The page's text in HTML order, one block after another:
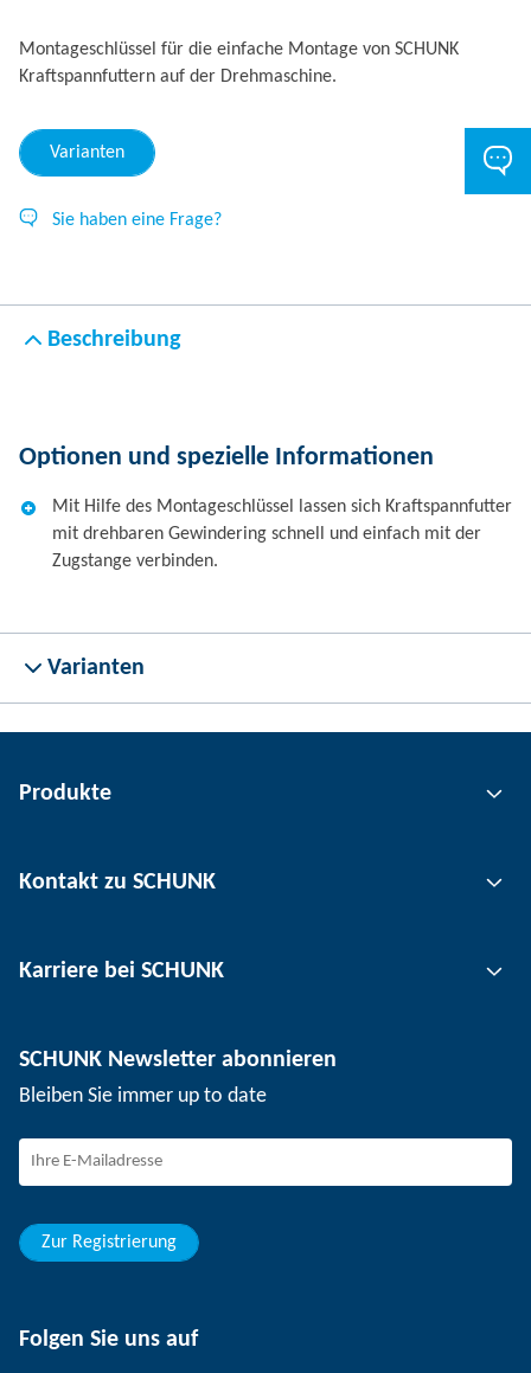
Montageschlüssel für die einfache Montage von SCHUNK
Kraftspannfuttern auf der Drehmaschine.
Varianten
Sie haben eine Frage?
Beschreibung
Optionen und spezielle Informationen
Mit Hilfe des Montageschlüssel lassen sich Kraftspannfutter
mit drehbaren Gewindering schnell und einfach mit der
Zugstange verbinden.
Varianten
Produkte
Automatisierungstechnik
Werkstückspanntechnik
Kontakt zu SCHUNK
Standorte
Veranstaltungen
SCHUNK – Hinweisgebersystem
Karriere bei SCHUNK
Arbeiten bei SCHUNK
Berufseinsteiger
Schüler
SCHUNK Newsletter abonnieren
Bleiben Sie immer up to date
Zur Registrierung
Folgen Sie uns auf